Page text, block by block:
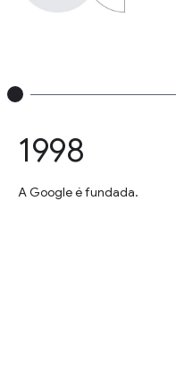
1998
A Google é fundada.